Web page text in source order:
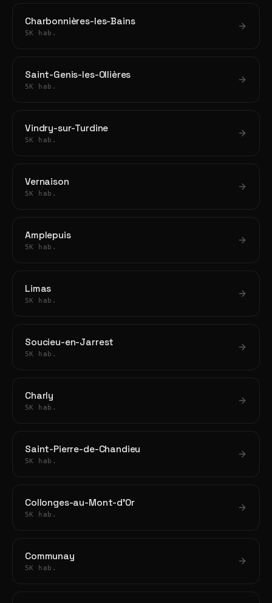
Charbonnières-les-Bains
5K hab.
Saint-Genis-les-Ollières
5K hab.
Vindry-sur-Turdine
5K hab.
Vernaison
5K hab.
Amplepuis
5K hab.
Limas
5K hab.
Soucieu-en-Jarrest
5K hab.
Charly
5K hab.
Saint-Pierre-de-Chandieu
5K hab.
Collonges-au-Mont-d'Or
5K hab.
Communay
5K hab.